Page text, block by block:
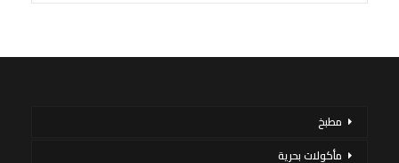
مطبخ
مأكولات بحرية